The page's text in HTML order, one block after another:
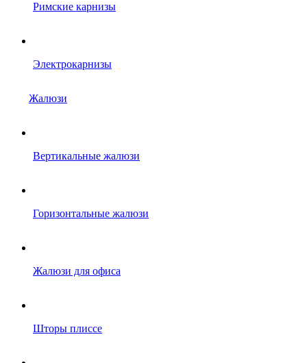
Римские карнизы
Электрокарнизы
Жалюзи
Вертикальные жалюзи
Горизонтальные жалюзи
Жалюзи для офиса
Шторы плиссе